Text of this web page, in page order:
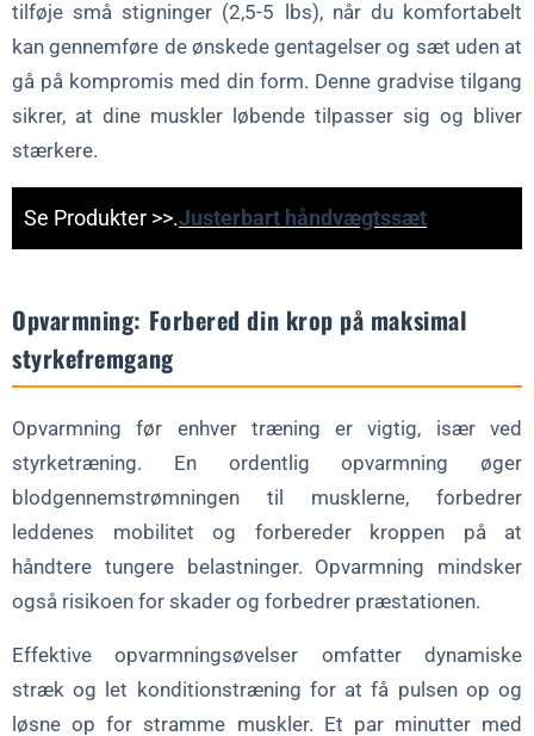
tilføje små stigninger (2,5-5 lbs), når du komfortabelt
kan gennemføre de ønskede gentagelser og sæt uden at
gå på kompromis med din form. Denne gradvise tilgang
sikrer, at dine muskler løbende tilpasser sig og bliver
stærkere.
Se Produkter >>.Justerbart håndvægtssæt
Opvarmning: Forbered din krop på maksimal
styrkefremgang
Opvarmning før enhver træning er vigtig, især ved
styrketræning. En ordentlig opvarmning øger
blodgennemstrømningen til musklerne, forbedrer
leddenes mobilitet og forbereder kroppen på at
håndtere tungere belastninger. Opvarmning mindsker
også risikoen for skader og forbedrer præstationen.
Effektive opvarmningsøvelser omfatter dynamiske
stræk og let konditionstræning for at få pulsen op og
løsne op for stramme muskler. Et par minutter med